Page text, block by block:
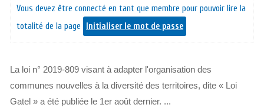
Vous devez être connecté en tant que membre pour pouvoir lire la
totalité de la page
Initialiser le mot de passe
La loi n° 2019-809 visant à adapter l'organisation des
communes nouvelles à la diversité des territoires, dite « Loi
Gatel » a été publiée le 1er août dernier. ...